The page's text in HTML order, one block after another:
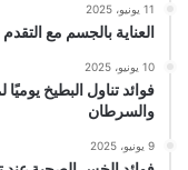
11 يونيو، 2025
العناية بالجسم مع
10 يونيو، 2025
فوائد تناول البطيخ
والسرطان
9 يونيو، 2025